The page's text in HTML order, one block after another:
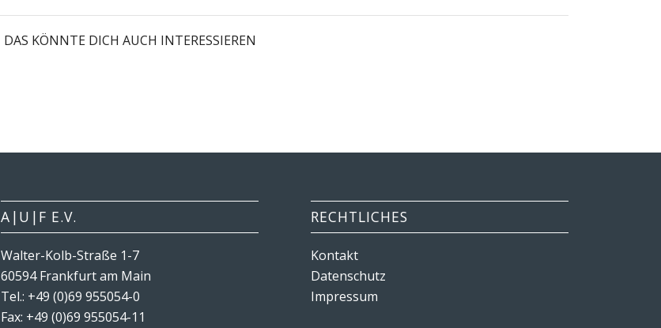
DAS KÖNNTE DICH AUCH INTERESSIEREN
A|U|F E.V.
Walter-Kolb-Straße 1-7
60594 Frankfurt am Main
Tel.: +49 (0)69 955054-0
Fax: +49 (0)69 955054-11
RECHTLICHES
Kontakt
Datenschutz
Impressum